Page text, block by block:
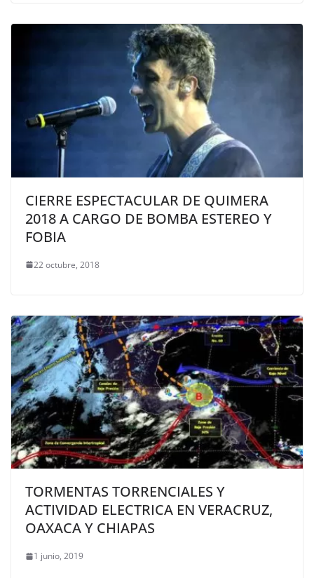
CIERRE ESPECTACULAR DE QUIMERA
2018 A CARGO DE BOMBA ESTEREO Y
FOBIA
22 octubre, 2018
TORMENTAS TORRENCIALES Y
ACTIVIDAD ELECTRICA EN VERACRUZ,
OAXACA Y CHIAPAS
1 junio, 2019